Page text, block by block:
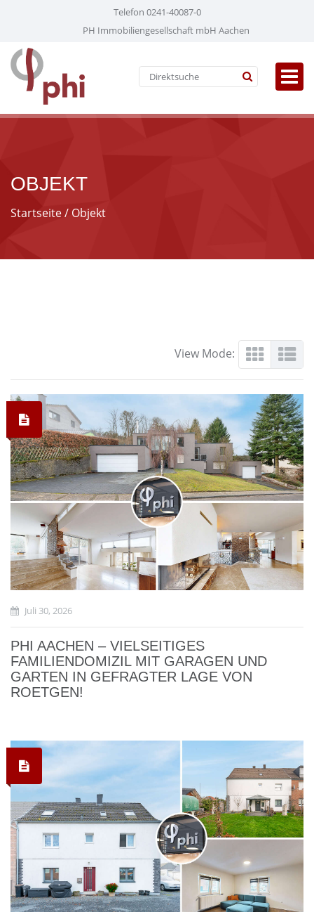
Telefon 0241-40087-0
PH Immobiliengesellschaft mbH Aachen
OBJEKT
Startseite/ Objekt
View Mode:
Juli 30, 2026
PHI AACHEN – VIELSEITIGES
FAMILIENDOMIZIL MIT GARAGEN UND
GARTEN IN GEFRAGTER LAGE VON
ROETGEN!